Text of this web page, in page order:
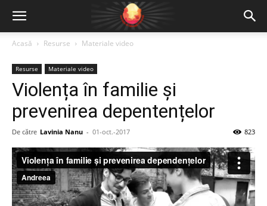
Acasă Resurse Materiale video
Resurse Materiale video
Violența în familie și
prevenirea depentențelor
De către Lavinia Nanu - 01-oct.-2017 823